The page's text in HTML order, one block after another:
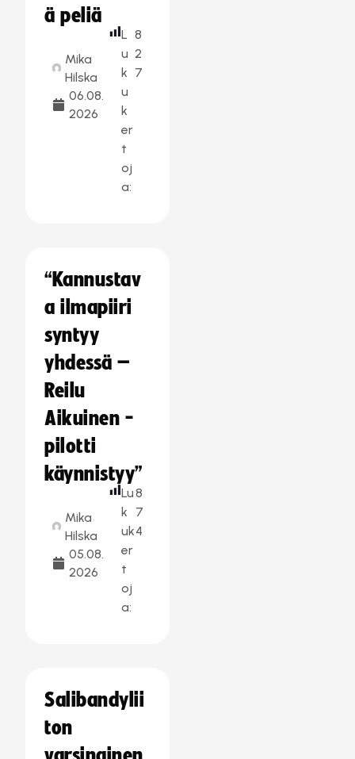
ä peliä
Mika
Hilska
06.08.
2026
L
u
k
u
k
er
t
oj
a:
8
2
7
“Kannustav
a ilmapiiri
syntyy
yhdessä –
Reilu
Aikuinen -
pilotti
käynnistyy”
Mika
Hilska
05.08.
2026
Lu
k
uk
er
t
oj
a:
8
7
4
Salibandylii
ton